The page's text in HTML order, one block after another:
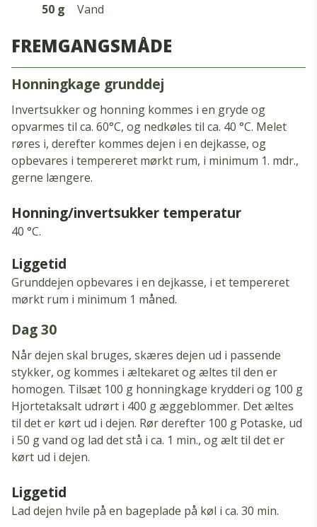
50 g
Vand
FREMGANGSMÅDE
honningkage grunddej
Invertsukker og honning kommes i en gryde og
opvarmes til ca. 60°C, og nedkøles til ca. 40 °C. Melet
røres i, derefter kommes dejen i en dejkasse, og
opbevares i tempereret mørkt rum, i minimum 1. mdr.,
gerne længere.
Honning/invertsukker temperatur
40 °C.
Liggetid
Grunddejen opbevares i en dejkasse, i et tempereret
mørkt rum i minimum 1 måned.
dag 30
Når dejen skal bruges, skæres dejen ud i passende
stykker, og kommes i æltekaret og æltes til den er
homogen. Tilsæt 100 g honningkage krydderi og 100 g
Hjortetaksalt udrørt i 400 g æggeblommer. Det æltes
til det er kørt ud i dejen. Rør derefter 100 g Potaske, ud
i 50 g vand og lad det stå i ca. 1 min., og ælt til det er
kørt ud i dejen.
Liggetid
Lad dejen hvile på en bageplade på køl i ca. 30 min.